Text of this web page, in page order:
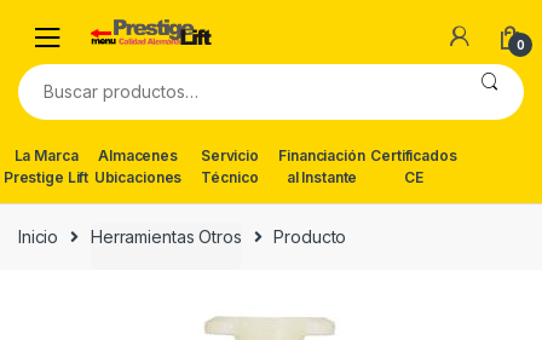
navigation
content
0
Buscar
por:
La Marca
Prestige Lift
Almacenes
Ubicaciones
Servicio
Técnico
Financiación
al Instante
Certificados
CE
Inicio Herramientas Otros Producto